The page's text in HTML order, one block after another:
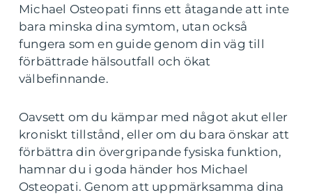
Michael Osteopati finns ett åtagande att inte
bara minska dina symtom, utan också
fungera som en guide genom din väg till
förbättrade hälsoutfall och ökat
välbefinnande.
Oavsett om du kämpar med något akut eller
kroniskt tillstånd, eller om du bara önskar att
förbättra din övergripande fysiska funktion,
hamnar du i goda händer hos Michael
Osteopati. Genom att uppmärksamma dina